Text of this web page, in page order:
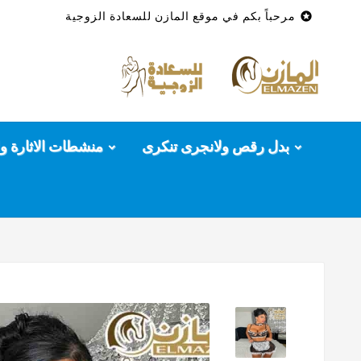
 مرحباً بكم في موقع المازن للسعادة الزوجية
بدل رقص ولانجرى تنكرى منشطات الاثارة